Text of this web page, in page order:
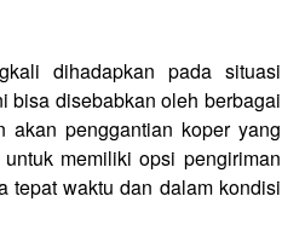
dihadapkan pada situasi
bisa disebabkan oleh berbagai
akan penggantian koper yang
memiliki opsi pengiriman
tepat waktu dan dalam kondisi